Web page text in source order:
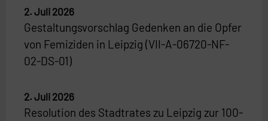
Gestaltungsvorschlag Gedenken an die Opfer
von Femiziden in Leipzig (VII-A-06720-NF-
02-DS-01)
2. Juli 2026
Resolution des Stadtrates zu Leipzig zur 100-
2. Juli 2026